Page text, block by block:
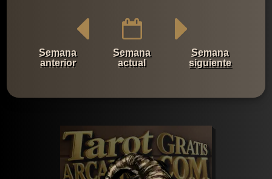
Semana
anterior
Semana
actual
Semana
siguiente